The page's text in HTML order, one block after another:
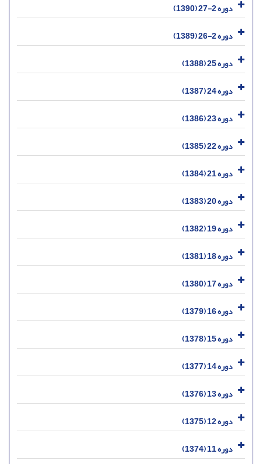
دوره 2-27 (1390)
دوره 2-26 (1389)
دوره 25 (1388)
دوره 24 (1387)
دوره 23 (1386)
دوره 22 (1385)
دوره 21 (1384)
دوره 20 (1383)
دوره 19 (1382)
دوره 18 (1381)
دوره 17 (1380)
دوره 16 (1379)
دوره 15 (1378)
دوره 14 (1377)
دوره 13 (1376)
دوره 12 (1375)
دوره 11 (1374)